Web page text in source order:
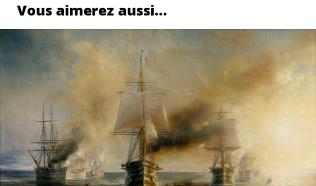
Vous aimerez aussi…